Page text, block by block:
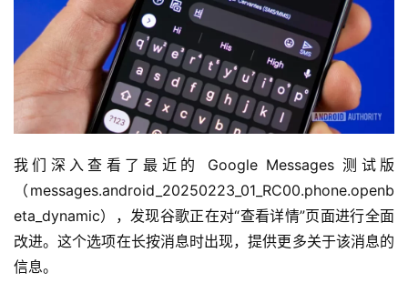
我们深入查看了最近的 Google Messages 测试版
（messages.android_20250223_01_RC00.phone.openb
eta_dynamic），发现谷歌正在对“查看详情”页面进行全面
改进。这个选项在长按消息时出现，提供更多关于该消息的
信息。